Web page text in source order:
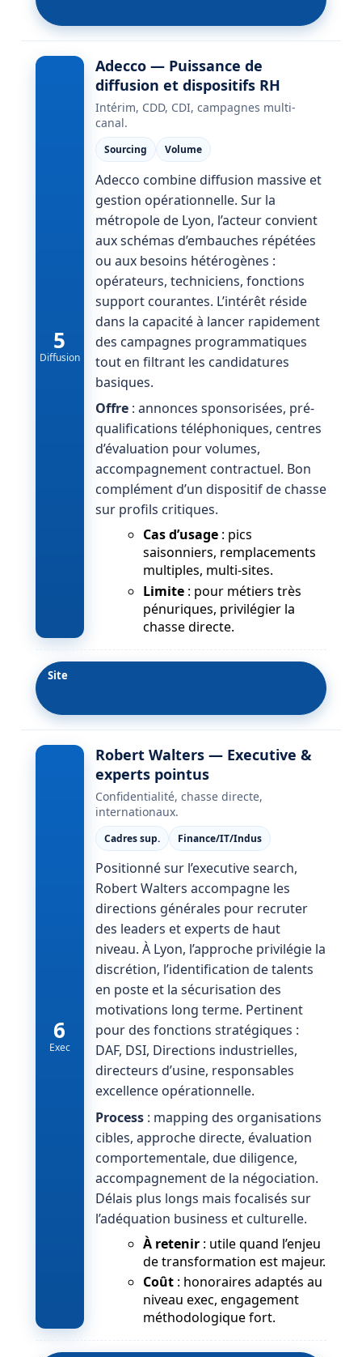
5
Diffusion
Adecco — Puissance de
diffusion et dispositifs RH
Intérim, CDD, CDI, campagnes multi-
canal.
Sourcing Volume
Adecco combine diffusion massive et
gestion opérationnelle. Sur la
métropole de Lyon, l’acteur convient
aux schémas d’embauches répétées
ou aux besoins hétérogènes :
opérateurs, techniciens, fonctions
support courantes. L’intérêt réside
dans la capacité à lancer rapidement
des campagnes programmatiques
tout en filtrant les candidatures
basiques.
Offre: annonces sponsorisées, pré-
qualifications téléphoniques, centres
d’évaluation pour volumes,
accompagnement contractuel. Bon
complément d’un dispositif de chasse
sur profils critiques.
Cas d’usage : pics
saisonniers, remplacements
multiples, multi-sites.
Limite : pour métiers très
pénuriques, privilégier la
chasse directe.
Site
6
Exec
Robert Walters — Executive &
experts pointus
Confidentialité, chasse directe,
internationaux.
Cadres sup. Finance/IT/Indus
Positionné sur l’executive search,
Robert Walters accompagne les
directions générales pour recruter
des leaders et experts de haut
niveau. À Lyon, l’approche privilégie la
discrétion, l’identification de talents
en poste et la sécurisation des
motivations long terme. Pertinent
pour des fonctions stratégiques :
DAF, DSI, Directions industrielles,
directeurs d’usine, responsables
excellence opérationnelle.
Process: mapping des organisations
cibles, approche directe, évaluation
comportementale, due diligence,
accompagnement de la négociation.
Délais plus longs mais focalisés sur
l’adéquation business et culturelle.
À retenir : utile quand l’enjeu
de transformation est majeur.
Coût : honoraires adaptés au
niveau exec, engagement
méthodologique fort.